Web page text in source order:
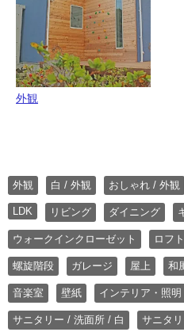
外観
外観 白 / 外観 おしゃれ / 外観
LDK リビング ダイニング
ウォークインクローゼット ロフト
螺旋階段 ガレージ 屋上 和
音楽室 壁紙 インテリア・照明
サニタリー / 洗面所 / 白 サニタ